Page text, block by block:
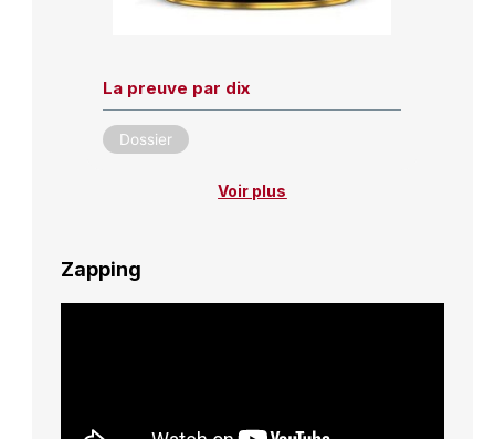
La preuve par dix
Dossier
Voir plus
Zapping